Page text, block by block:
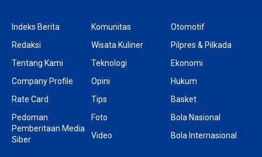
Indeks Berita
Redaksi
Tentang Kami
Company Profile
Rate Card
Pedoman
Pemberitaan Media
Siber
Komunitas
Wisata Kuliner
Teknologi
Opini
Tips
Foto
Video
Otomotif
Pilpres & Pilkada
Ekonomi
Hukum
Basket
Bola Nasional
Bola Internasional